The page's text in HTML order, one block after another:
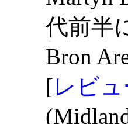
代前半
Bron
[レビュ